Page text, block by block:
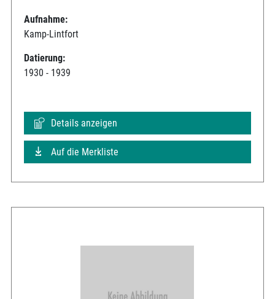
Aufnahme:
Kamp-Lintfort
Datierung:
1930 - 1939
Details anzeigen
Auf die Merkliste